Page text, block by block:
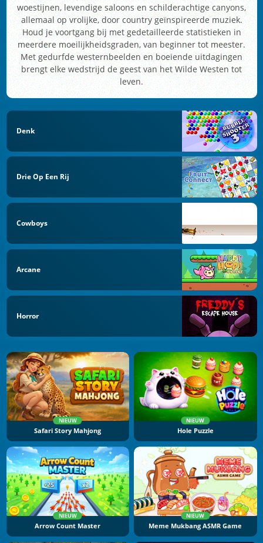
woestijnen, levendige saloons en schilderachtige canyons,
allemaal op vrolijke, door country geïnspireerde muziek.
Houd je voortgang bij met gedetailleerde statistieken in
meerdere moeilijkheidsgraden, van beginner tot meester.
Met gedurfde westernbeelden en boeiende uitdagingen
brengt elke wedstrijd de geest van het Wilde Westen tot
leven.
Denk
Drie Op Een Rij
Cowboys
Arcane
Horror
NIEUW
Safari Story Mahjong
NIEUW
Hole Puzzle
NIEUW
Arrow Count Master
NIEUW
Meme Mukbang ASMR Game